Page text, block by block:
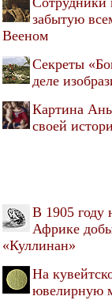
забытую
Вееном
Секреты
деле
Картина
своей
В 1905
Африке
«Куллинан»
На
ювелирную